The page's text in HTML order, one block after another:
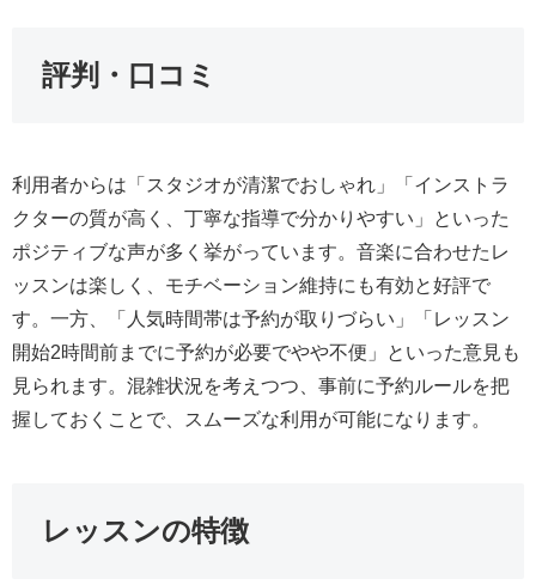
評判・口コミ
利用者からは「スタジオが清潔でおしゃれ」「インストラ
クターの質が高く、丁寧な指導で分かりやすい」といった
ポジティブな声が多く挙がっています。音楽に合わせたレ
ッスンは楽しく、モチベーション維持にも有効と好評で
す。一方、「人気時間帯は予約が取りづらい」「レッスン
開始2時間前までに予約が必要でやや不便」といった意見も
見られます。混雑状況を考えつつ、事前に予約ルールを把
握しておくことで、スムーズな利用が可能になります。
レッスンの特徴